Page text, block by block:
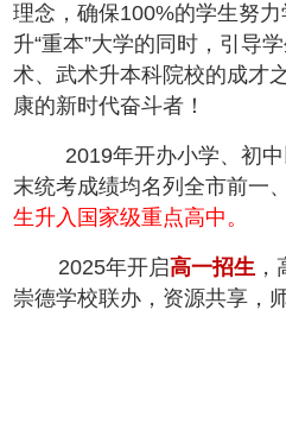
理念，确保100%的学生努
升“重本”大学的同时，引导
术、武术升本科院校的成才
康的新时代奋斗者！
2019年开办小学、初中
末统考成绩均名列全市前一
生升入国家级重点高中。
2025年开启高一招生
崇德学校联办，资源共享，